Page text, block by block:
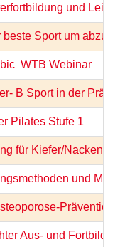
und
beste Sport um
 WTB Webinar
B Sport in der
Pilates Stufe 1
für Kiefer/Nacken/
und
Prävention
Aus- und